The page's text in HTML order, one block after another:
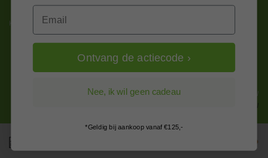
Kitcentrum is trots op:
Alle prijzen zijn in EURO en excl. 21% BTW
wijzig naar incl. BTW
Email
Ontvang de actiecode ›
Nee, ik wil geen cadeau
*Geldig bij aankoop vanaf €125,-